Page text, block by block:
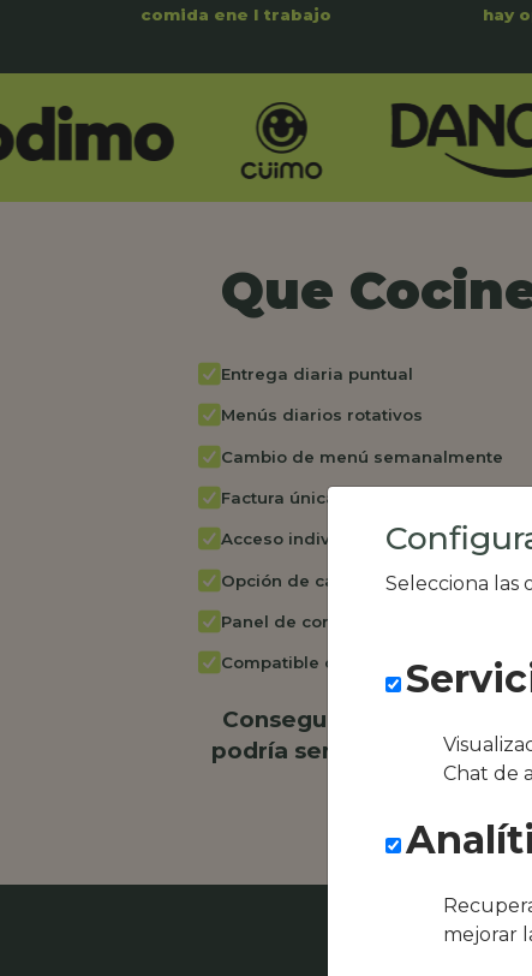
comida ene l trabajo
hay
Que
Entrega diaria puntual
Menús diarios rotativos
Cambio de menú semanalmente
Factura única
Acceso individual empleados
Opción de catering
Panel de control RR.HH
Compatible con equipos híbridos
Conseguimos la oferta
podría ser NU - Boutique
de Ca’n
Selecciona las
Chat de
mejorar